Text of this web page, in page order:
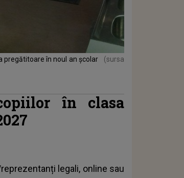
pregătitoare în noul an școlar
(sursa
în clasa
legali, online sau